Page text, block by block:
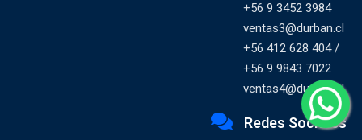
+56 9 3452 3984
ventas3@durban.cl
+56 412 628 404 /
+56 9 9843 7022
ventas4@durban.cl
Redes Sociales